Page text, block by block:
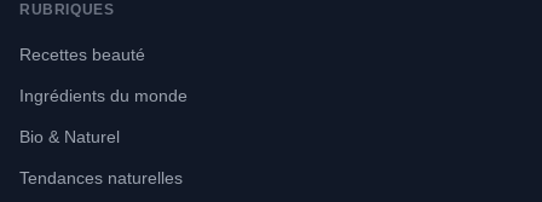
RUBRIQUES
Recettes beauté
Ingrédients du monde
Bio & Naturel
Tendances naturelles